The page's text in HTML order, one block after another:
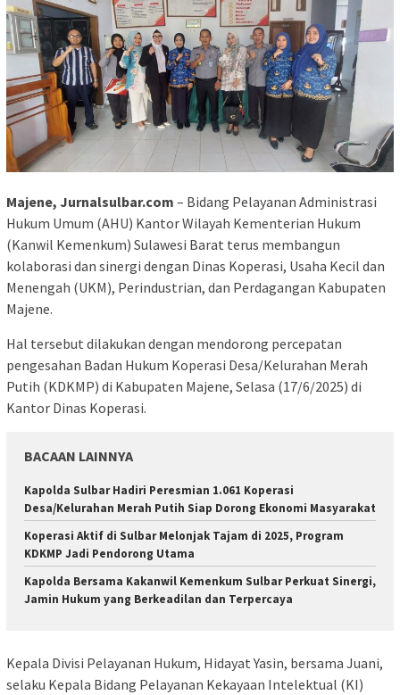
Majene, Jurnalsulbar.com – Bidang Pelayanan Administrasi
Hukum Umum (AHU) Kantor Wilayah Kementerian Hukum
(Kanwil Kemenkum) Sulawesi Barat terus membangun
kolaborasi dan sinergi dengan Dinas Koperasi, Usaha Kecil dan
Menengah (UKM), Perindustrian, dan Perdagangan Kabupaten
Majene.
Hal tersebut dilakukan dengan mendorong percepatan
pengesahan Badan Hukum Koperasi Desa/Kelurahan Merah
Putih (KDKMP) di Kabupaten Majene, Selasa (17/6/2025) di
Kantor Dinas Koperasi.
BACAAN LAINNYA
Kapolda Sulbar Hadiri Peresmian 1.061 Koperasi
Desa/Kelurahan Merah Putih Siap Dorong Ekonomi Masyarakat
Koperasi Aktif di Sulbar Melonjak Tajam di 2025, Program
KDKMP Jadi Pendorong Utama
Kapolda Bersama Kakanwil Kemenkum Sulbar Perkuat Sinergi,
Jamin Hukum yang Berkeadilan dan Terpercaya
Kepala Divisi Pelayanan Hukum, Hidayat Yasin, bersama Juani,
selaku Kepala Bidang Pelayanan Kekayaan Intelektual (KI)